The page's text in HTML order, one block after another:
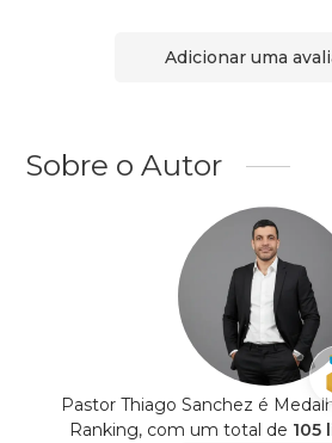
Adicionar uma
Sobre o Autor
Pastor Thiago Sanchez é
Ranking, com um total de 105